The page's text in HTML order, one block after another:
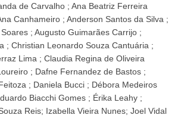
de Carvalho ; Ana Beatriz Ferreira
Canhameiro ; Anderson Santos da Silva ;
; Augusto Guimarães Carrijo ;
; Christian Leonardo Souza Cantuária ;
Lima ; Claudia Regina de Oliveira
; Dafne Fernandez de Bastos ;
; Daniela Bucci ; Débora Medeiros
Biacchi Gomes ; Érika Leahy ;
Reis; Izabella Vieira Nunes; Joel Vidal